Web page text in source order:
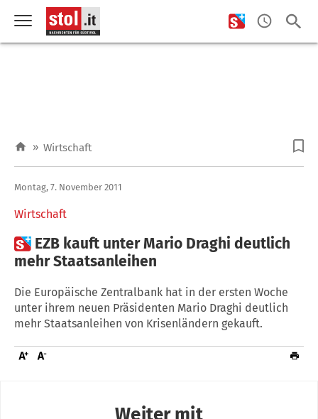
» Wirtschaft
Wirtschaft
Montag, 7. November 2011
 EZB kauft unter Mario Draghi deutlich
mehr Staatsanleihen
Die Europäische Zentralbank hat in der ersten Woche
unter ihrem neuen Präsidenten Mario Draghi deutlich
mehr Staatsanleihen von Krisenländern gekauft.